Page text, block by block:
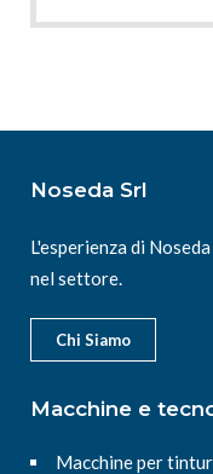
Noseda Srl
L'esperienza di
nel settore.
Chi Siamo
Macchine e
Macchine per